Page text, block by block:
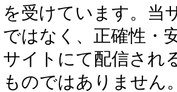
を受けています。当
ではなく、正確性・
サイトにて配信され
ものではありません。